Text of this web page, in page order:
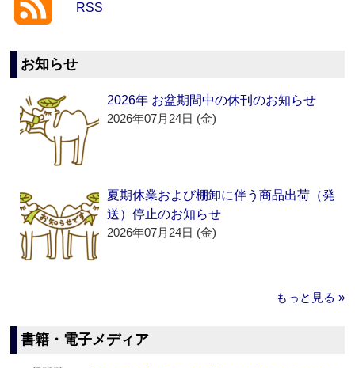
RSS
お知らせ
2026年 お盆期間中の休刊のお知らせ
2026年07月24日 (金)
夏期休業および棚卸に伴う商品出荷（発
送）停止のお知らせ
2026年07月24日 (金)
もっと見る »
書籍・電子メディア